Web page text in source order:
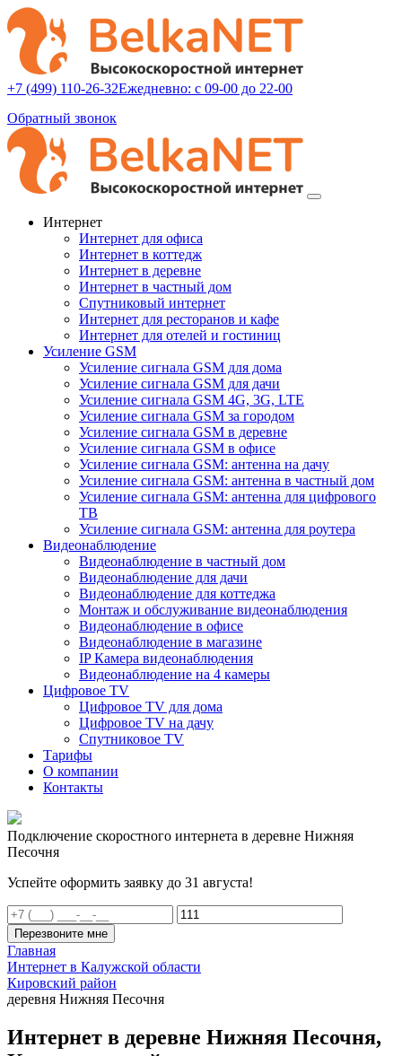
+7 (499) 110-26-32Ежедневно: с 09-00 до 22-00
Обратный звонок
Интернет
Интернет для офиса
Интернет в коттедж
Интернет в деревне
Интернет в частный дом
Спутниковый интернет
Интернет для ресторанов и кафе
Интернет для отелей и гостиниц
Усиление GSM
Усиление сигнала GSM для дома
Усиление сигнала GSM для дачи
Усиление сигнала GSM 4G, 3G, LTE
Усиление сигнала GSM за городом
Усиление сигнала GSM в деревне
Усиление сигнала GSM в офисе
Усиление сигнала GSM: антенна на дачу
Усиление сигнала GSM: антенна в частный дом
Усиление сигнала GSM: антенна для цифрового
ТВ
Усиление сигнала GSM: антенна для роутера
Видеонаблюдение
Видеонаблюдение в частный дом
Видеонаблюдение для дачи
Видеонаблюдение для коттеджа
Монтаж и обслуживание видеонаблюдения
Видеонаблюдение в офисе
Видеонаблюдение в магазине
IP Камера видеонаблюдения
Видеонаблюдение на 4 камеры
Цифровое TV
Цифровое TV для дома
Цифровое TV на дачу
Спутниковое TV
Тарифы
О компании
Контакты
Подключение скоростного интернета в деревне Нижняя
Песочня
Успейте оформить заявку до 31 августа!
Перезвоните мне
Главная
Интернет в Калужской области
Кировский район
деревня Нижняя Песочня
Интернет в деревне Нижняя Песочня,